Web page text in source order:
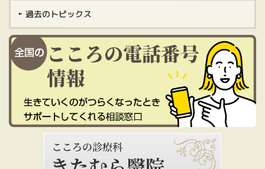
過去のトピックス